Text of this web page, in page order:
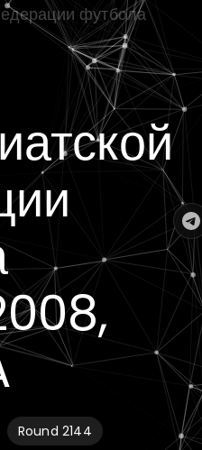
футбола
Round 2144